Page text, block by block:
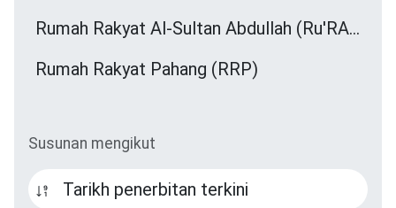
Rumah Rakyat Al-Sultan Abdullah (Ru'RASA)
Rumah Rakyat Pahang (RRP)
Susunan mengikut
Tarikh penerbitan terkini